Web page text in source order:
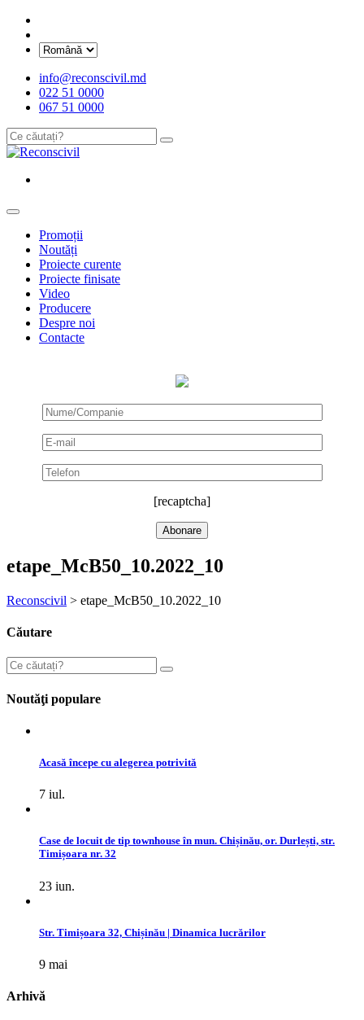
info@reconscivil.md
022 51 0000
067 51 0000
Promoții
Noutăți
Proiecte curente
Proiecte finisate
Video
Producere
Despre noi
Contacte
[recaptcha]
etape_McB50_10.2022_10
Reconscivil > etape_McB50_10.2022_10
Căutare
Noutăţi populare
Acasă începe cu alegerea potrivită
7 iul.
Case de locuit de tip townhouse în mun. Chișinău, or. Durlești, str.
Timișoara nr. 32
23 iun.
Str. Timișoara 32, Chișinău | Dinamica lucrărilor
9 mai
Arhivă